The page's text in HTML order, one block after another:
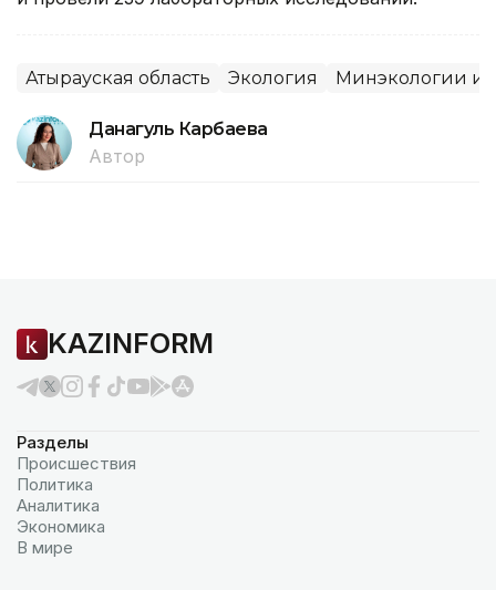
Атырауская область Экология Минэкологии и
Данагуль Карбаева
Автор
KAZINFORM
Разделы
Происшествия
Политика
Аналитика
Экономика
В мире